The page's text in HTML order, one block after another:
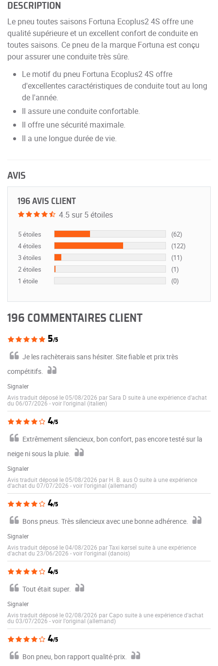
DESCRIPTION
Le pneu toutes saisons Fortuna Ecoplus2 4S offre une
qualité supérieure et un excellent confort de conduite en
toutes saisons. Ce pneu de la marque Fortuna est conçu
pour assurer une conduite très sûre.
Le motif du pneu Fortuna Ecoplus2 4S offre
d'excellentes caractéristiques de conduite tout au long
de l'année.
Il assure une conduite confortable.
Il offre une sécurité maximale.
Il a une longue durée de vie.
AVIS
196 AVIS CLIENT
4.5 sur 5 étoiles
5 étoiles
(62)
4 étoiles
(122)
3 étoiles
(11)
2 étoiles
(1)
1 étoile
(0)
196 COMMENTAIRES CLIENT
5/5
Je les rachèterais sans hésiter. Site fiable et prix très
compétitifs.
Signaler
Avis traduit déposé le 05/08/2026 par Sara D suite à une expérience d'achat
du 06/07/2026 -voir l'original (italien)
4/5
Extrêmement silencieux, bon confort, pas encore testé sur la
neige ni sous la pluie.
Signaler
Avis traduit déposé le 05/08/2026 par H. B. aus O suite à une expérience
d'achat du 07/07/2026 -voir l'original (allemand)
4/5
Bons pneus. Très silencieux avec une bonne adhérence.
Signaler
Avis traduit déposé le 04/08/2026 par Taxi kørsel suite à une expérience
d'achat du 23/06/2026 -voir l'original (danois)
4/5
Tout était super.
Signaler
Avis traduit déposé le 02/08/2026 par Capo suite à une expérience d'achat
du 03/07/2026 -voir l'original (allemand)
4/5
Bon pneu, bon rapport qualité-prix.